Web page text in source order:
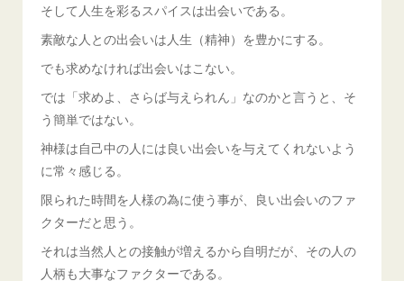
そして人生を彩るスパイスは出会いである。
素敵な人との出会いは人生（精神）を豊かにする。
でも求めなければ出会いはこない。
では「求めよ、さらば与えられん」なのかと言うと、そ
う簡単ではない。
神様は自己中の人には良い出会いを与えてくれないよう
に常々感じる。
限られた時間を人様の為に使う事が、良い出会いのファ
クターだと思う。
それは当然人との接触が増えるから自明だが、その人の
人柄も大事なファクターである。